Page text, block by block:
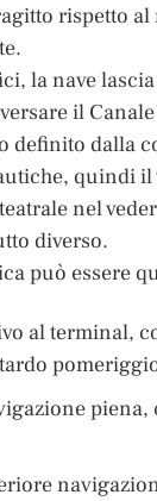
rispetto
la nave
il
definito dalla
quindi il
nel
diverso.
può essere
al terminal,